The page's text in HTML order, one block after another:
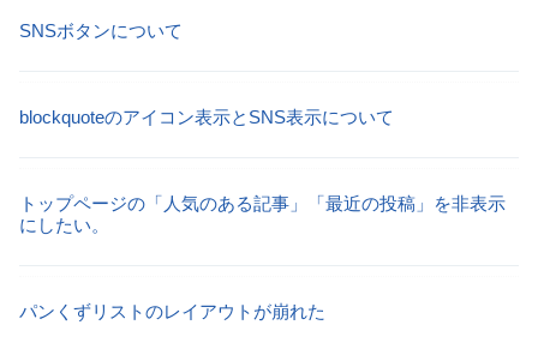
SNSボタンについて
blockquoteのアイコン表示とSNS表示について
トップページの「人気のある記事」「最近の投稿」を非表示
にしたい。
パンくずリストのレイアウトが崩れた